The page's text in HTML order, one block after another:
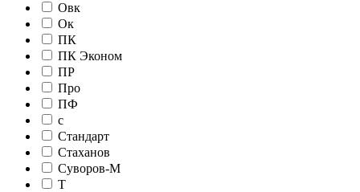
Овк
Ок
ПК
ПК Эконом
ПР
Про
ПФ
с
Стандарт
Стаханов
Суворов-М
Т